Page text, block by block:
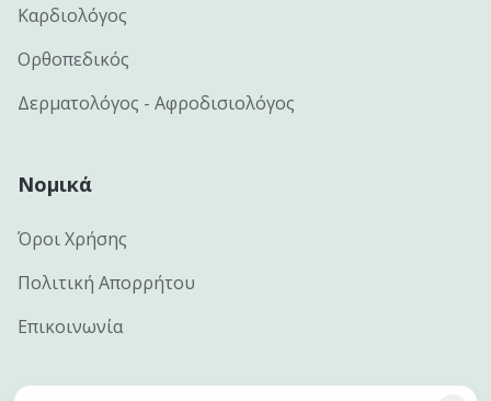
Καρδιολόγος
Ορθοπεδικός
Δερματολόγος - Αφροδισιολόγος
Νομικά
Όροι Χρήσης
Πολιτική Απορρήτου
Επικοινωνία